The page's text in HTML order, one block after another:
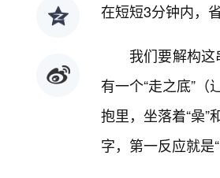
在短短3分钟内，
我们要解构
有一个“走之底”
抱里，坐落着“喿”
字，第一反应就是“